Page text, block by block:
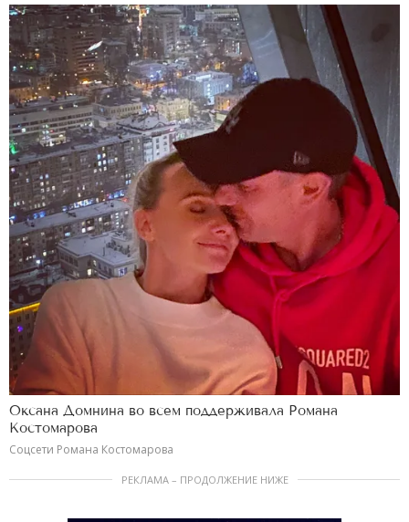
Оксана Домнина во всем поддерживала Романа
Костомарова
Соцсети Романа Костомарова
РЕКЛАМА – ПРОДОЛЖЕНИЕ НИЖЕ